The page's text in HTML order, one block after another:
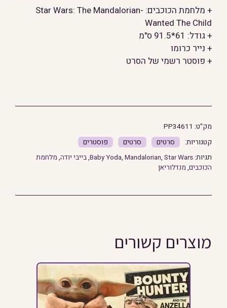
בייבי
יודה
-
מבוקש:
הילד
+ מלחמת הכוכבים: Star Wars: The Mandalorian-
Wanted The Child
+ גודל: 61*91.5 ס"מ
+ נייר כרומו
+ פוסטר רשמי של הסרט
מק"ט: PP34611
סרטים סרטים פוסטרים
תגיות: Baby Yoda, Mandalorian, Star Wars
,בייבי יודה, מלחמת
הכוכבים, מנדלוריאן
מוצרים קשורים